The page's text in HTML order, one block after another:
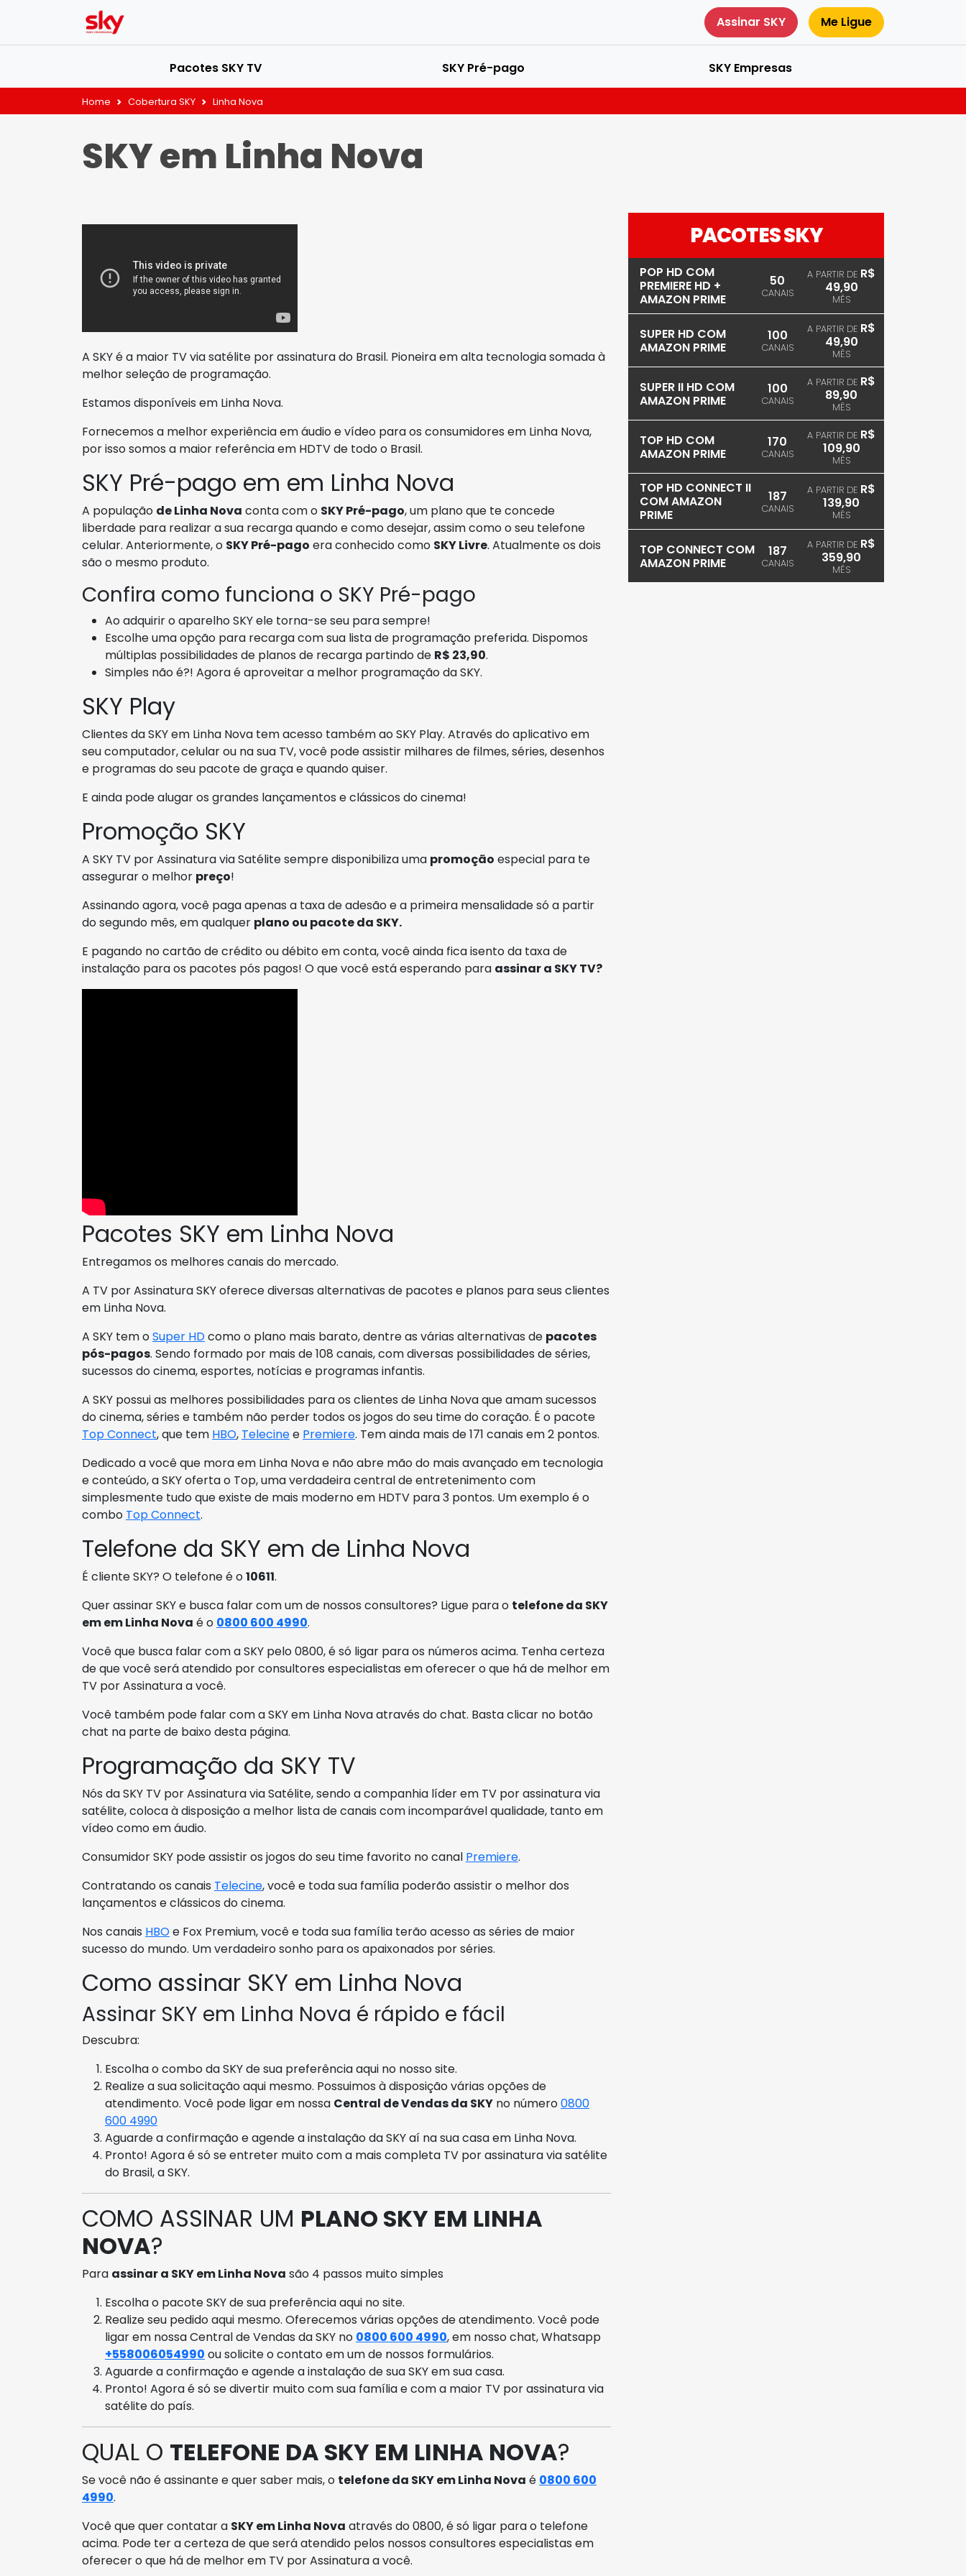
Assinar SKY Me Ligue
Pacotes SKY TV SKY Pré-pago SKY Empresas
Home Cobertura SKY Linha Nova
SKY em Linha Nova
A SKY é a maior TV via satélite por assinatura do Brasil. Pioneira em alta tecnologia somada à
melhor seleção de programação.
Estamos disponíveis em Linha Nova.
Fornecemos a melhor experiência em áudio e vídeo para os consumidores em Linha Nova,
por isso somos a maior referência em HDTV de todo o Brasil.
SKY Pré-pago em em Linha Nova
A população de Linha Nova conta com o SKY Pré-pago, um plano que te concede
liberdade para realizar a sua recarga quando e como desejar, assim como o seu telefone
celular. Anteriormente, o SKY Pré-pago era conhecido como SKY Livre. Atualmente os dois
são o mesmo produto.
Confira como funciona o SKY Pré-pago
Ao adquirir o aparelho SKY ele torna-se seu para sempre!
Escolhe uma opção para recarga com sua lista de programação preferida. Dispomos
múltiplas possibilidades de planos de recarga partindo de R$ 23,90.
Simples não é?! Agora é aproveitar a melhor programação da SKY.
SKY Play
Clientes da SKY em Linha Nova tem acesso também ao SKY Play. Através do aplicativo em
seu computador, celular ou na sua TV, você pode assistir milhares de filmes, séries, desenhos
e programas do seu pacote de graça e quando quiser.
E ainda pode alugar os grandes lançamentos e clássicos do cinema!
Promoção SKY
A SKY TV por Assinatura via Satélite sempre disponibiliza uma promoção especial para te
assegurar o melhor preço!
Assinando agora, você paga apenas a taxa de adesão e a primeira mensalidade só a partir
do segundo mês, em qualquer plano ou pacote da SKY.
E pagando no cartão de crédito ou débito em conta, você ainda fica isento da taxa de
instalação para os pacotes pós pagos! O que você está esperando para assinar a SKY TV?
Pacotes SKY em Linha Nova
Entregamos os melhores canais do mercado.
A TV por Assinatura SKY oferece diversas alternativas de pacotes e planos para seus clientes
em Linha Nova.
A SKY tem oSuper HDcomo o plano mais barato, dentre as várias alternativas de pacotes
pós-pagos. Sendo formado por mais de 108 canais, com diversas possibilidades de séries,
sucessos do cinema, esportes, notícias e programas infantis.
A SKY possui as melhores possibilidades para os clientes de Linha Nova que amam sucessos
do cinema, séries e também não perder todos os jogos do seu time do coração. É o pacote
Top Connect, que tem HBO, Telecinee Premiere. Tem ainda mais de 171 canais em 2 pontos.
Dedicado a você que mora em Linha Nova e não abre mão do mais avançado em tecnologia
e conteúdo, a SKY oferta o Top, uma verdadeira central de entretenimento com
simplesmente tudo que existe de mais moderno em HDTV para 3 pontos. Um exemplo é o
combo Top Connect.
Telefone da SKY em de Linha Nova
É cliente SKY? O telefone é o10611.
Quer assinar SKY e busca falar com um de nossos consultores? Ligue para o telefone da SKY
em em Linha Nova é o 0800 600 4990.
Você que busca falar com a SKY pelo 0800, é só ligar para os números acima. Tenha certeza
de que você será atendido por consultores especialistas em oferecer o que há de melhor em
TV por Assinatura a você.
Você também pode falar com a SKY em Linha Nova através do chat. Basta clicar no botão
chat na parte de baixo desta página.
Programação da SKY TV
Nós da SKY TV por Assinatura via Satélite, sendo a companhia líder em TV por assinatura via
satélite, coloca à disposição a melhor lista de canais com incomparável qualidade, tanto em
vídeo como em áudio.
Consumidor SKY pode assistir os jogos do seu time favorito no canal Premiere.
Contratando os canais Telecine, você e toda sua família poderão assistir o melhor dos
lançamentos e clássicos do cinema.
Nos canais HBOe Fox Premium, você e toda sua família terão acesso as séries de maior
sucesso do mundo. Um verdadeiro sonho para os apaixonados por séries.
Como assinar SKY em Linha Nova
Assinar SKY em Linha Nova é rápido e fácil
Descubra:
Escolha o combo da SKY de sua preferência aqui no nosso site.
Realize a sua solicitação aqui mesmo. Possuimos à disposição várias opções de
atendimento. Você pode ligar em nossa Central de Vendas da SKY no número0800
600 4990
Aguarde a confirmação e agende a instalação da SKY aí na sua casa em Linha Nova.
Pronto! Agora é só se entreter muito com a mais completa TV por assinatura via satélite
do Brasil, a SKY.
COMO ASSINAR UM PLANO SKY EM LINHA
NOVA?
Para assinar a SKY em Linha Nova são 4 passos muito simples
Escolha o pacote SKY de sua preferência aqui no site.
Realize seu pedido aqui mesmo. Oferecemos várias opções de atendimento. Você pode
ligar em nossa Central de Vendas da SKY no 0800 600 4990, em nosso chat, Whatsapp
+558006054990 ou solicite o contato em um de nossos formulários.
Aguarde a confirmação e agende a instalação de sua SKY em sua casa.
Pronto! Agora é só se divertir muito com sua família e com a maior TV por assinatura via
satélite do país.
QUAL O TELEFONE DA SKY EM LINHA NOVA?
Se você não é assinante e quer saber mais, o telefone da SKY em Linha Nova é 0800 600
4990.
Você que quer contatar a SKY em Linha Nova através do 0800, é só ligar para o telefone
acima. Pode ter a certeza de que será atendido pelos nossos consultores especialistas em
oferecer o que há de melhor em TV por Assinatura a você.
PACOTES SKY
POP HD COM
PREMIERE HD +
AMAZON PRIME
50
CANAIS
A PARTIR DE R$
49,90
MÊS
SUPER HD COM
AMAZON PRIME
100
CANAIS
A PARTIR DE R$
49,90
MÊS
SUPER II HD COM
AMAZON PRIME
100
CANAIS
A PARTIR DE R$
89,90
MÊS
TOP HD COM
AMAZON PRIME
170
CANAIS
A PARTIR DE R$
109,90
MÊS
TOP HD CONNECT II
COM AMAZON
PRIME
187
CANAIS
A PARTIR DE R$
139,90
MÊS
TOP CONNECT COM
AMAZON PRIME
187
CANAIS
A PARTIR DE R$
359,90
MÊS